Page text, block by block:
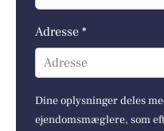
Adresse *
Adresse
Dine oplysninger deles
ejendomsmæglere, som